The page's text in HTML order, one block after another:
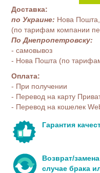
Доставка:
по Украине: Нова
(по тарифам компании
По Днепропетровску:
- самовывоз
- Нова Пошта (по
Оплата:
- При получении
- Перевод на карту
- Перевод на кошелек
Гарантия
Возврат/
случае брака